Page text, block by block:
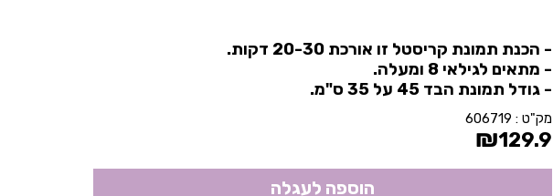
- הכנת תמונת קריסטל זו אורכת 20-30 דקות.
- מתאים לגילאי 8 ומעלה.
- גודל תמונת הבד 45 על 35 ס"מ.
מק"ט : 606719
₪129.9